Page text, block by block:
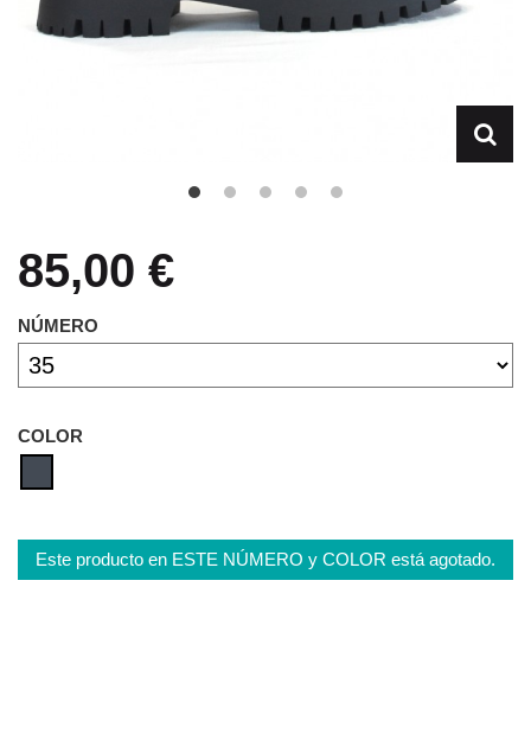
85,00 €
NÚMERO
COLOR
Este producto en ESTE NÚMERO y COLOR está agotado.